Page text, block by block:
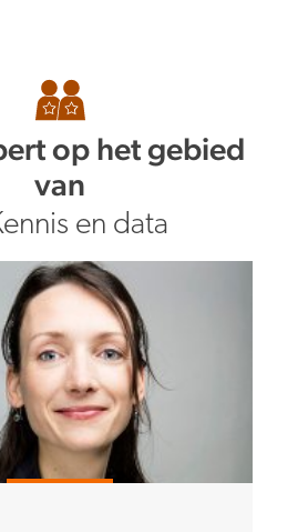
op het gebied
van
en data